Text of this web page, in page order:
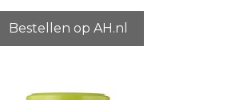
5
Bestellen op AH.nl